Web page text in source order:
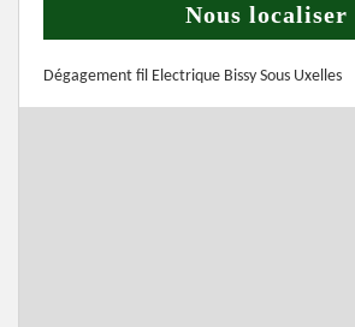
Nous localiser
Dégagement fil Electrique Bissy Sous Uxelles